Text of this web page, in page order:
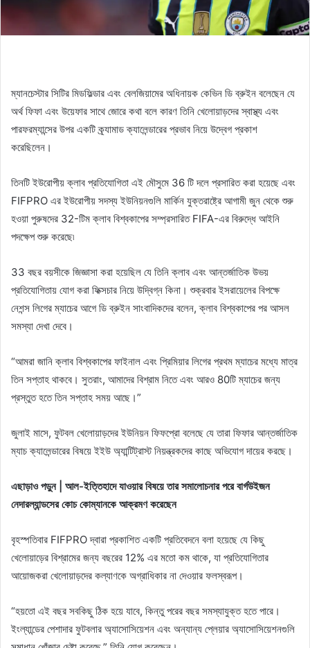
ম্যানচেস্টার সিটির মিডফিল্ডার এবং বেলজিয়ামের অধিনায়ক কেভিন ডি ব্রুইন বলেছেন যে
অর্থ ফিফা এবং উয়েফার সাথে জোরে কথা বলে কারণ তিনি খেলোয়াড়দের স্বাস্থ্য এবং
পারফরম্যান্সের উপর একটি ক্র্যামাড ক্যালেন্ডারের প্রভাব নিয়ে উদ্বেগ প্রকাশ
করেছিলেন।
তিনটি ইউরোপীয় ক্লাব প্রতিযোগিতা এই মৌসুমে 36 টি দলে প্রসারিত করা হয়েছে এবং
FIFPRO এর ইউরোপীয় সদস্য ইউনিয়নগুলি মার্কিন যুক্তরাষ্ট্রে আগামী জুন থেকে শুরু
হওয়া পুরুষদের 32-টিম ক্লাব বিশ্বকাপের সম্প্রসারিত FIFA-এর বিরুদ্ধে আইনি
পদক্ষেপ শুরু করেছে৷
33 বছর বয়সীকে জিজ্ঞাসা করা হয়েছিল যে তিনি ক্লাব এবং আন্তর্জাতিক উভয়
প্রতিযোগিতায় যোগ করা ফিক্সচার নিয়ে উদ্বিগ্ন কিনা। শুক্রবার ইসরায়েলের বিপক্ষে
নেশন্স লিগের ম্যাচের আগে ডি ব্রুইন সাংবাদিকদের বলেন, ক্লাব বিশ্বকাপের পর আসল
সমস্যা দেখা দেবে।
“আমরা জানি ক্লাব বিশ্বকাপের ফাইনাল এবং প্রিমিয়ার লিগের প্রথম ম্যাচের মধ্যে মাত্র
তিন সপ্তাহ থাকবে। সুতরাং, আমাদের বিশ্রাম নিতে এবং আরও 80টি ম্যাচের জন্য
প্রস্তুত হতে তিন সপ্তাহ সময় আছে।”
জুলাই মাসে, ফুটবল খেলোয়াড়দের ইউনিয়ন ফিফপ্রো বলেছে যে তারা ফিফার আন্তর্জাতিক
ম্যাচ ক্যালেন্ডারের বিষয়ে ইইউ অ্যান্টিট্রাস্ট নিয়ন্ত্রকদের কাছে অভিযোগ দায়ের করছে।
এছাড়াও পড়ুন | আল-ইত্তিহাদে যাওয়ার বিষয়ে তার সমালোচনার পরে বার্গউইজন
নেদারল্যান্ডসের কোচ কোম্যানকে আক্রমণ করেছেন
বৃহস্পতিবার FIFPRO দ্বারা প্রকাশিত একটি প্রতিবেদনে বলা হয়েছে যে কিছু
খেলোয়াড়ের বিশ্রামের জন্য বছরের 12% এর মতো কম থাকে, যা প্রতিযোগিতার
আয়োজকরা খেলোয়াড়দের কল্যাণকে অগ্রাধিকার না দেওয়ার ফলস্বরূপ।
“হয়তো এই বছর সবকিছু ঠিক হয়ে যাবে, কিন্তু পরের বছর সমস্যাযুক্ত হতে পারে।
ইংল্যান্ডের পেশাদার ফুটবলার অ্যাসোসিয়েশন এবং অন্যান্য প্লেয়ার অ্যাসোসিয়েশনগুলি